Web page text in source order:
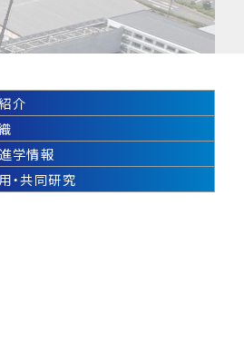
介
学情報
・共同研究